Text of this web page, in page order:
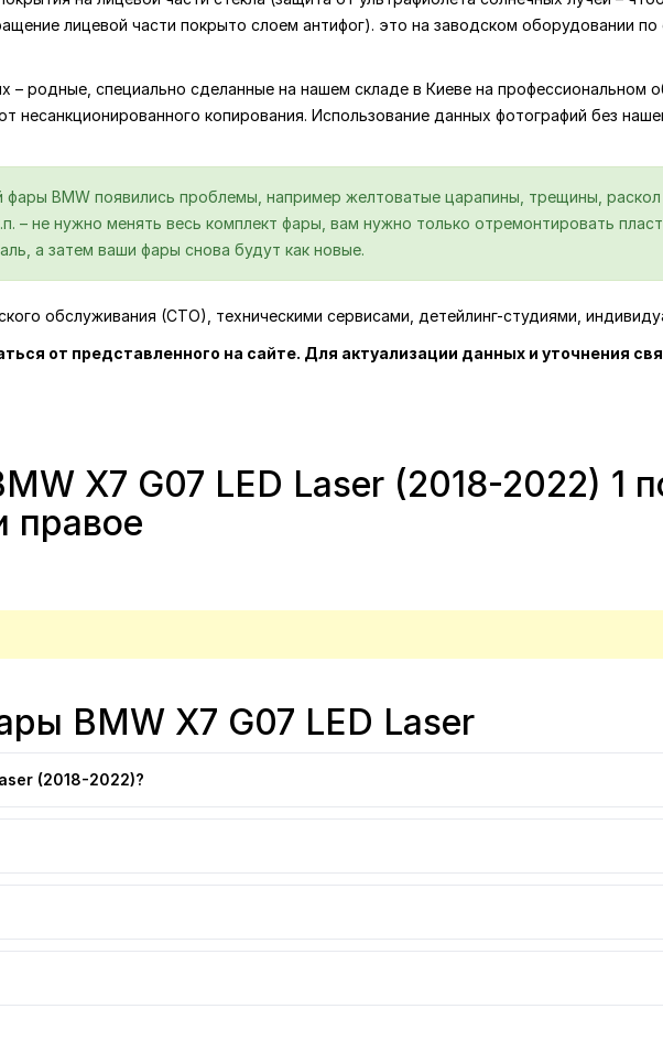
лицевой части покрыто слоем антифог). это на заводском оборудовании
– родные, специально сделанные на нашем складе в Киеве на профессиональном
несанкционированного копирования. Использование данных фотографий без
фары BMW появились проблемы, например желтоватые царапины, трещины, раскол
– не нужно менять весь комплект фары, вам нужно только отремонтировать
а затем ваши фары снова будут как новые.
обслуживания (СТО), техническими сервисами, детейлинг-студиями,
от представленного на сайте. Для актуализации данных и уточнения
X7 G07 LED Laser (2018-2022) 1
правое
BMW X7 G07 LED Laser
(2018-2022)?